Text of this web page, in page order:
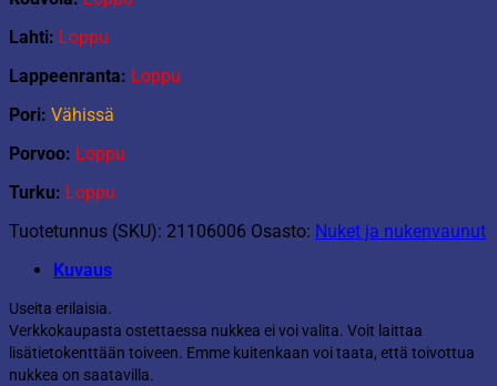
Lahti: Loppu
Lappeenranta: Loppu
Pori: Vähissä
Porvoo: Loppu
Turku: Loppu
Tuotetunnus (SKU): 21106006 Osasto: Nuket ja nukenvaunut
Kuvaus
Useita erilaisia.
Verkkokaupasta ostettaessa nukkea ei voi valita. Voit laittaa
lisätietokenttään toiveen. Emme kuitenkaan voi taata, että toivottua
nukkea on saatavilla.